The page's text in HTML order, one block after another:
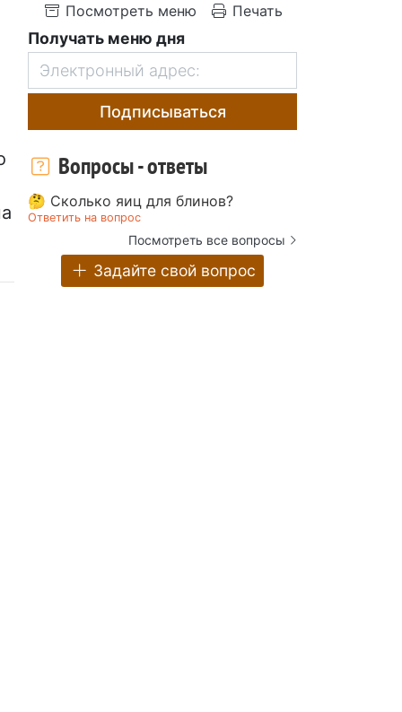
Посмотреть меню
Печать
Получать меню дня
Подписываться
Вопросы - ответы
🤔 Сколько яиц для блинов?
Ответить на вопрос
Посмотреть все вопросы
Задайте свой вопрос